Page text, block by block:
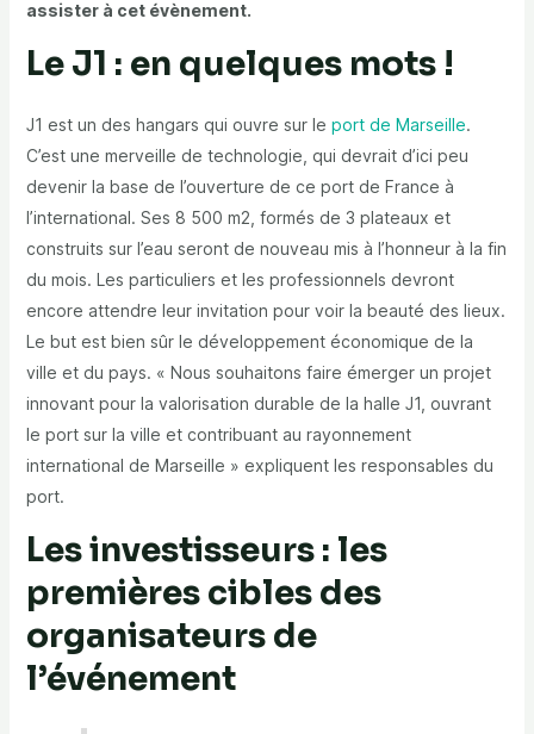
assister à cet évènement.
Le J1 : en quelques mots !
J1 est un des hangars qui ouvre sur le port de Marseille.
C’est une merveille de technologie, qui devrait d’ici peu
devenir la base de l’ouverture de ce port de France à
l’international. Ses 8 500 m2, formés de 3 plateaux et
construits sur l’eau seront de nouveau mis à l’honneur à la fin
du mois. Les particuliers et les professionnels devront
encore attendre leur invitation pour voir la beauté des lieux.
Le but est bien sûr le développement économique de la
ville et du pays. « Nous souhaitons faire émerger un projet
innovant pour la valorisation durable de la halle J1, ouvrant
le port sur la ville et contribuant au rayonnement
international de Marseille » expliquent les responsables du
port.
Les investisseurs : les
premières cibles des
organisateurs de
l’événement